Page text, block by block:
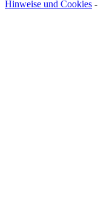
Hinweise und Cookies -